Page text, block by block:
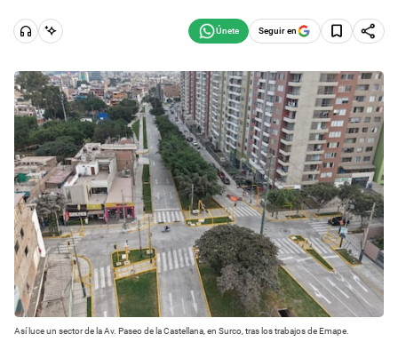
Seguir en
Así luce un sector de la Av. Paseo de la Castellana, en Surco, tras los trabajos de Emape.